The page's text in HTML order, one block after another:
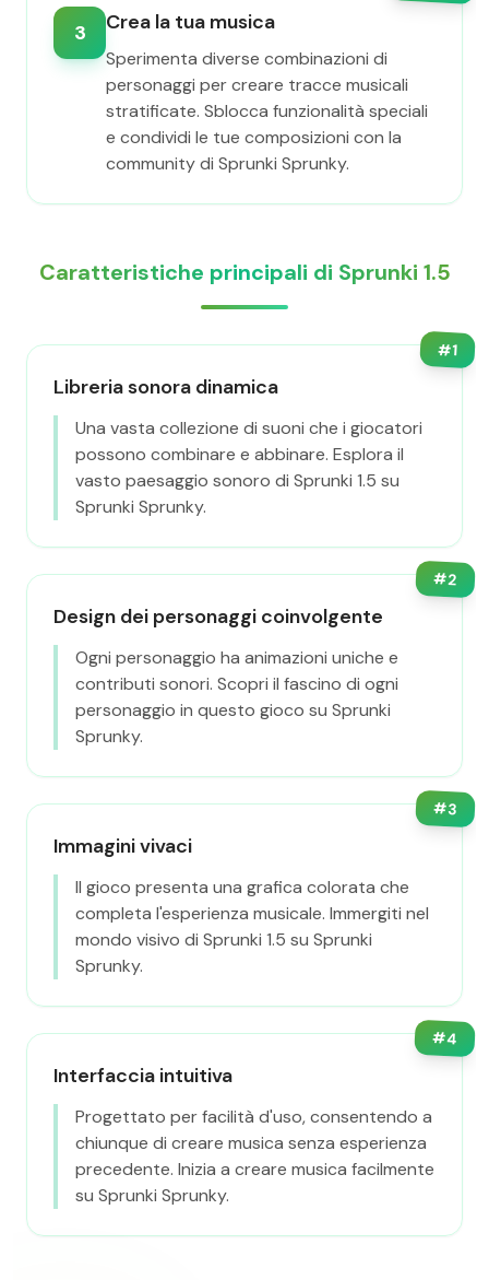
3 Crea la tua musica
Sperimenta diverse combinazioni di
personaggi per creare tracce musicali
stratificate. Sblocca funzionalità speciali
e condividi le tue composizioni con la
community di Sprunki Sprunky.
Caratteristiche principali di Sprunki 1.5
#1
Libreria sonora dinamica
Una vasta collezione di suoni che i giocatori
possono combinare e abbinare. Esplora il
vasto paesaggio sonoro di Sprunki 1.5 su
Sprunki Sprunky.
#2
Design dei personaggi coinvolgente
Ogni personaggio ha animazioni uniche e
contributi sonori. Scopri il fascino di ogni
personaggio in questo gioco su Sprunki
Sprunky.
#3
Immagini vivaci
Il gioco presenta una grafica colorata che
completa l'esperienza musicale. Immergiti nel
mondo visivo di Sprunki 1.5 su Sprunki
Sprunky.
#4
Interfaccia intuitiva
Progettato per facilità d'uso, consentendo a
chiunque di creare musica senza esperienza
precedente. Inizia a creare musica facilmente
su Sprunki Sprunky.